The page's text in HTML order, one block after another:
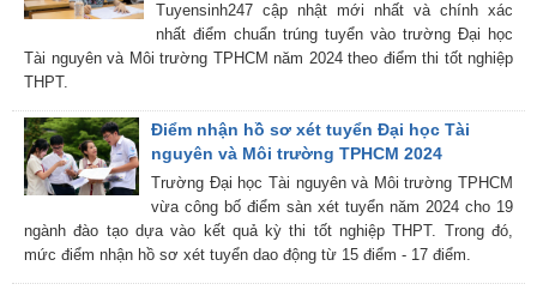
Tuyensinh247 cập nhật mới nhất và chính xác
nhất điểm chuẩn trúng tuyển vào trường Đại học
Tài nguyên và Môi trường TPHCM năm 2024 theo điểm thi tốt nghiệp
THPT.
Điểm nhận hồ sơ xét tuyển Đại học Tài
nguyên và Môi trường TPHCM 2024
Trường Đại học Tài nguyên và Môi trường TPHCM
vừa công bố điểm sàn xét tuyển năm 2024 cho 19
ngành đào tạo dựa vào kết quả kỳ thi tốt nghiệp THPT. Trong đó,
mức điểm nhận hồ sơ xét tuyển dao động từ 15 điểm - 17 điểm.